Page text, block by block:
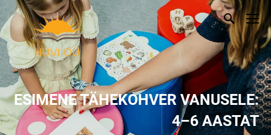
ESIMENE TÄHEKOHVER VANUSELE:
4–6 AASTAT